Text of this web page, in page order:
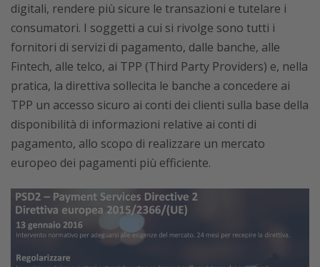
digitali, rendere più sicure le transazioni e tutelare i
consumatori. I soggetti a cui si rivolge sono tutti i
fornitori di servizi di pagamento, dalle banche, alle
Fintech, alle telco, ai TPP (Third Party Providers) e, nella
pratica, la direttiva sollecita le banche a concedere ai
TPP un accesso sicuro ai conti dei clienti sulla base della
disponibilità di informazioni relative ai conti di
pagamento, allo scopo di realizzare un mercato
europeo dei pagamenti più efficiente.